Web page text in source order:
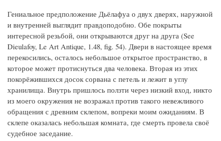
Гениальное предположение Дьёлафуа о двух дверях, наружной
и внутренней выглядит правдоподобно. Обе покрыты
интересной резьбой, они открываются друг на друга (See
Dieulafoy, Le Art Antique, 1.48, fig. 54). Двери в настоящее время
перекосились, осталось небольшое открытое пространство, в
которое может протиснуться два человека. Вторая из этих
покорёжившихся досок сорвана с петель и лежит в углу
хранилища. Внутрь пришлось ползти через низкий вход, никто
из моего окружения не возражал против такого невежливого
обращения с древним склепом, вопреки моим ожиданиям. В
склепе оказалась небольшая комната, где смерть провела своё
судебное заседание.